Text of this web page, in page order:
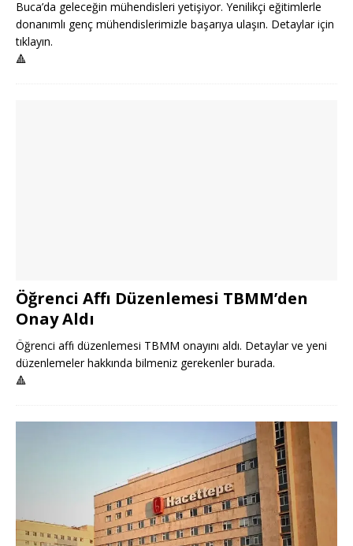
Buca’da geleceğin mühendisleri yetişiyor. Yenilikçi eğitimlerle
donanımlı genç mühendislerimizle başarıya ulaşın. Detaylar için
tıklayın.
🔺
Öğrenci Affı Düzenlemesi TBMM’den
Onay Aldı
Öğrenci affı düzenlemesi TBMM onayını aldı. Detaylar ve yeni
düzenlemeler hakkında bilmeniz gerekenler burada.
🔺